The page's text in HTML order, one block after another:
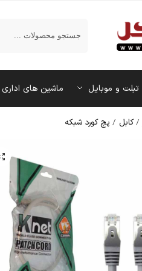
تبلت و موبایل ماشین‌ های اداری
/کابل /پچ کورد شبکه